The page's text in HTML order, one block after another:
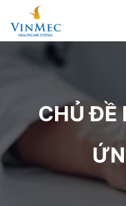
CHỦ ĐỀ